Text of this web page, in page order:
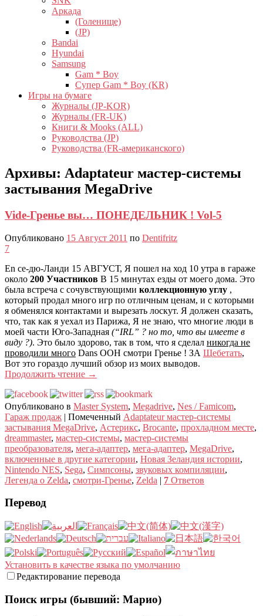
Аркада
(Голенище)
(JP)
Bandai
Hyundai
Samsung
Gam * Boy
Супер Gam * Boy (KR)
Игры на бумаге
Журналы (JP-KOR)
Журналы (FR-UK)
Книги & Mooks (ALL)
Руководства (JP)
Руководства (FR-американского)
Архивы: Adaptateur мастер-системы
застывания MegaDrive
Vide-Гренье вы… ПОНЕДЕЛЬНИК ! Vol-5
Опубликовано 15 Август 2011 по Dentifritz
7
En се-дю-Ланди 15 АВГУСТ, Я пошел на ход 10 утра в гараже
около 200 Участников В 15 минутах езды от моего дома. Это
была встреча с сочувствующими коллекционную углу ,
который продал много игр по отличным ценам, и с которыми
я обменялся контактами и вырезать лоскут. Я должен сказать,
что, так как я уехал из Парижа, Я не знаю, что многие люди в
моей части Юго-Западная (“IRL” ? но то, что вы имеете в
виду ?). Это было здорово, так в том, что я сделал никогда не
проводили много Dans ООН смотри Гренье ! ЗА Щебетать,
Вот это гораздо лучший обзор из моих выводов.
Продолжить чтение →
Опубликовано в Master System, Megadrive, Nes / Famicom,
Гараж продаж | Помеченный Adaptateur мастер-системы
застывания MegaDrive, Астерикс, Brocante, прохладном месте,
dreammaster, мастер-системы, мастер-системы
преобразователя, мега-адаптер, мега-адаптер, MegaDrive,
включенные в другие категории, Новая Зеландия истории,
Nintendo NES, Sega, Симпсоны, звуковых компиляции,
Легенда о Zelda, смотри-Гренье, Zelda | 7 Ответов
Перевод
Установить в качестве языка по умолчанию
Редактирование перевода
Поиск игры (бывший: Марио)